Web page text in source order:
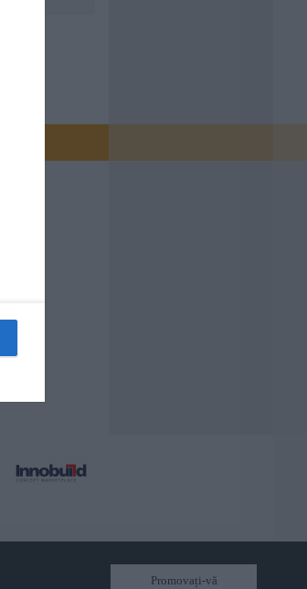
Promovați-vă